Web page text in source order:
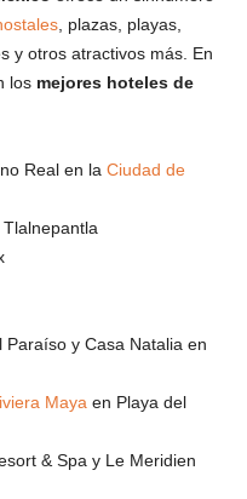
, plazas, playas,
y otros atractivos más. En
los mejores hoteles de
Real en la Ciudad de
Paraíso y Casa Natalia en
Maya en Playa del
& Spa y Le Meridien